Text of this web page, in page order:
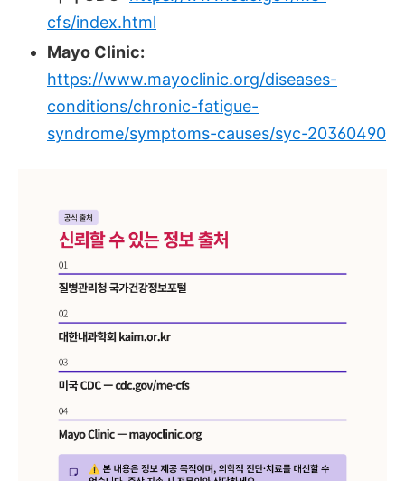
cfs/index.html
Mayo Clinic:
https://www.mayoclinic.org/diseases-
conditions/chronic-fatigue-
syndrome/symptoms-causes/syc-20360490